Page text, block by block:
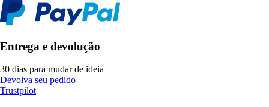
Entrega e devolução
30 dias para mudar de ideia
Devolva seu pedido
Trustpilot